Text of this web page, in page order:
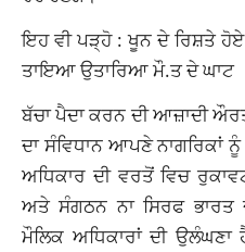
ਇਹ ਵੀ ਪੜ੍ਹੋ :ਖੂਨ ਦੇ ਰਿਸ਼ਤੇ ਹੋਏ
ਤਾਇਆ ਉਤਾਰਿਆ ਮੌ.ਤ ਦੇ ਘਾਟ
ਬੱਚਾ ਪੈਦਾ ਕਰਨ ਦੀ ਆਜ਼ਾਦੀ
ਦਾ ਸੰਵਿਧਾਨ ਆਪਣੇ ਨਾਗਰਿਕਾਂ
ਅਧਿਕਾਰ ਦੀ ਵਰਤੋਂ ਵਿਚ
ਅਤੇ ਸੰਗਠਨ ਨਾ ਸਿਰਫ ਭਾਰਤ
ਮੌਲਿਕ ਅਧਿਕਾਰਾਂ ਦੀ